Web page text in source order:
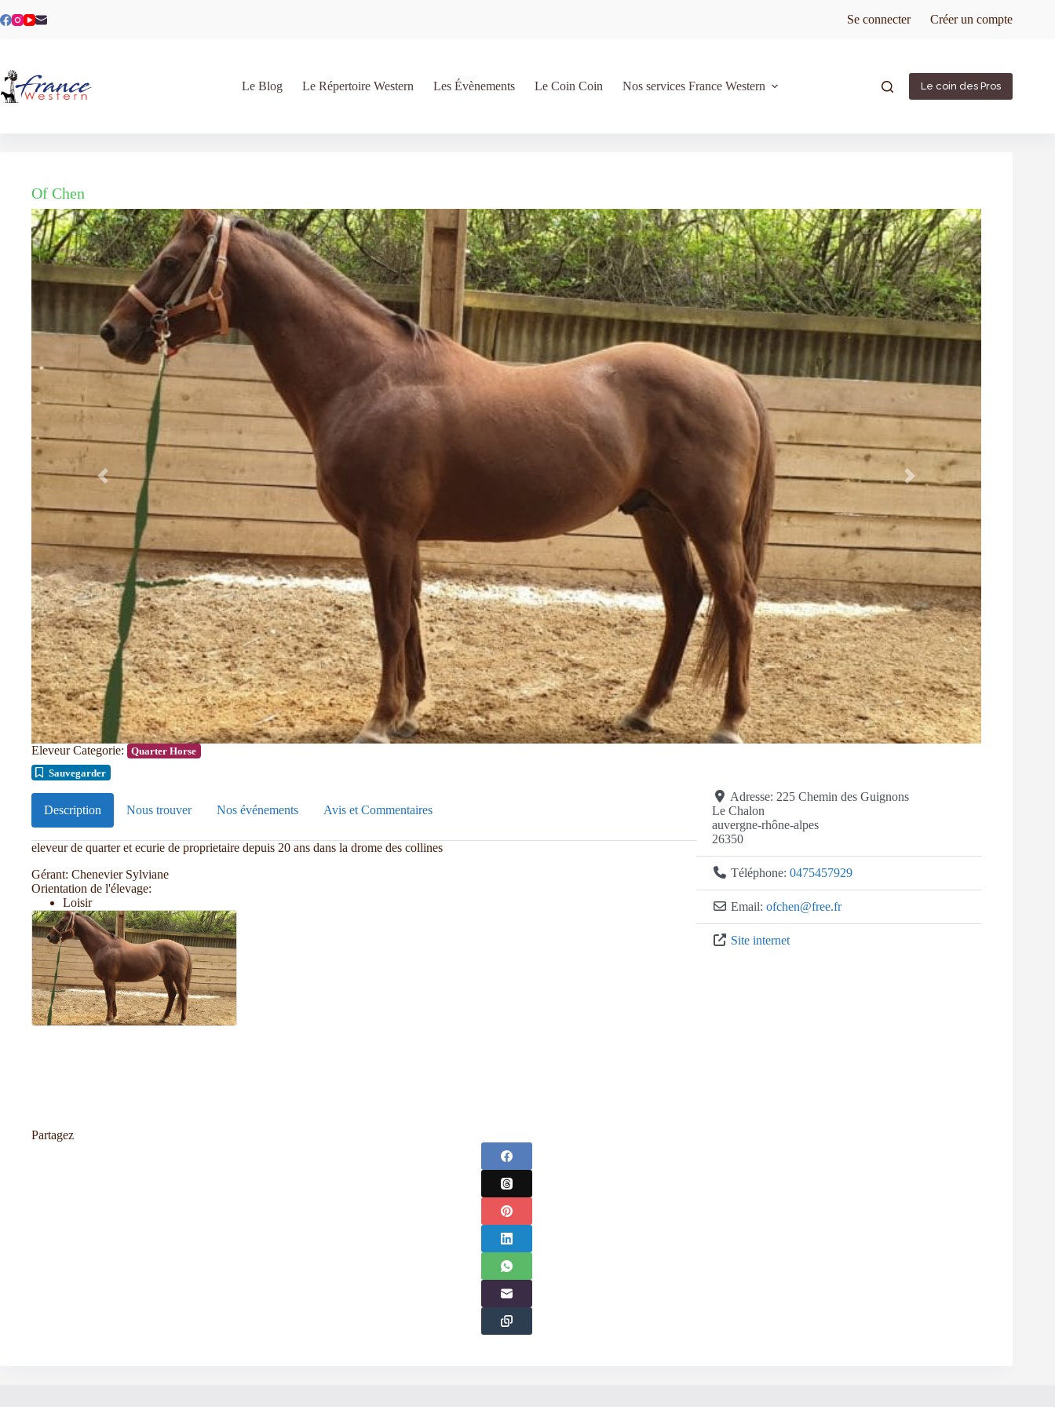
au
Se connecter Créer un compte
Le Blog Le Répertoire Western Les Évènements Le Coin Coin Nos services France Western Le coin des Pros
Of Chen
Précédent Suivant
Eleveur Categorie:
Quarter Horse
Sauvegarder
Description Nous trouver Nos événements Avis et Commentaires
eleveur de quarter et ecurie de proprietaire depuis 20 ans dans la drome des collines
Gérant: Chenevier Sylviane
Orientation de l'élevage:
Loisir
Adresse: 225 Chemin des Guignons
Le Chalon
auvergne-rhône-alpes
26350
Téléphone:0475457929
Email:ofchen@free.fr
Site internet
Partagez